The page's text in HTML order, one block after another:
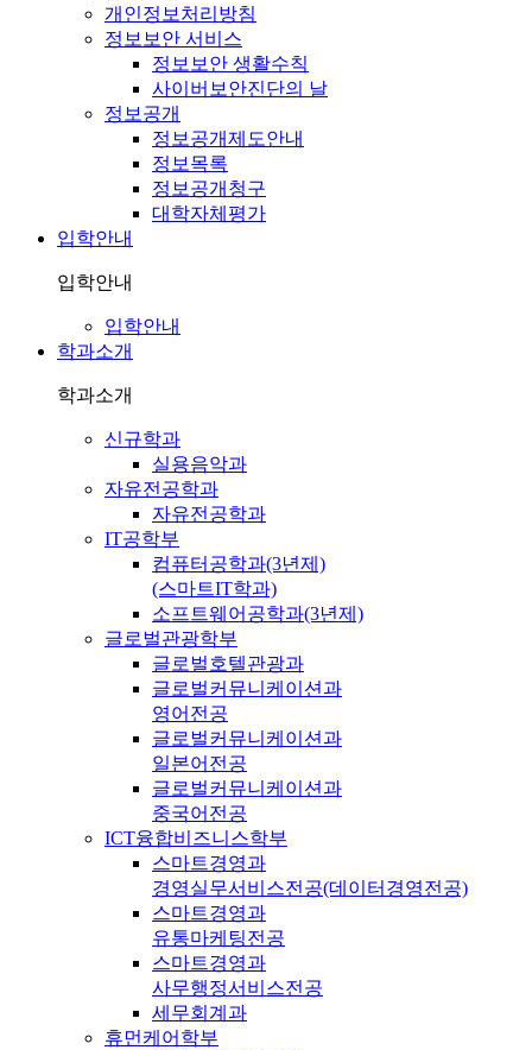
개인정보처리방침
정보보안 서비스
정보보안 생활수칙
사이버보안진단의 날
정보공개
정보공개제도안내
정보목록
정보공개청구
대학자체평가
입학안내
입학안내
입학안내
학과소개
학과소개
신규학과
실용음악과
자유전공학과
자유전공학과
IT공학부
컴퓨터공학과(3년제)
(스마트IT학과)
소프트웨어공학과(3년제)
글로벌관광학부
글로벌호텔관광과
글로벌커뮤니케이션과
영어전공
글로벌커뮤니케이션과
일본어전공
글로벌커뮤니케이션과
중국어전공
ICT융합비즈니스학부
스마트경영과
경영실무서비스전공(데이터경영전공)
스마트경영과
유통마케팅전공
스마트경영과
사무행정서비스전공
세무회계과
휴먼케어학부